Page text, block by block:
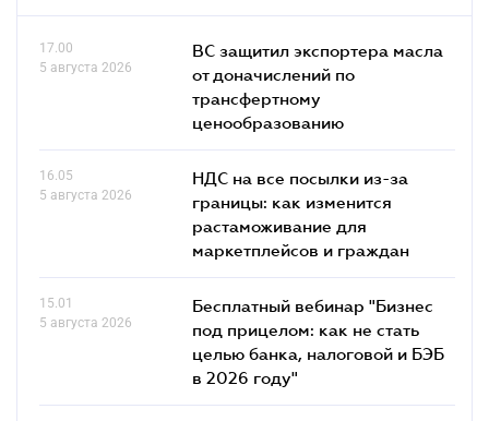
17.00
5 августа 2026
ВС защитил экспортера масла
от доначислений по
трансфертному
ценообразованию
16.05
5 августа 2026
НДС на все посылки из-за
границы: как изменится
растаможивание для
маркетплейсов и граждан
15.01
5 августа 2026
Бесплатный вебинар "Бизнес
под прицелом: как не стать
целью банка, налоговой и БЭБ
в 2026 году"